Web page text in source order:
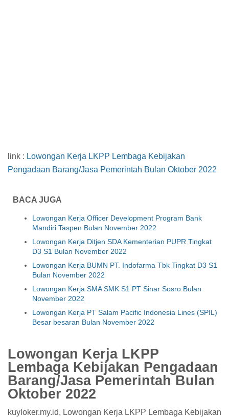
link : Lowongan Kerja LKPP Lembaga Kebijakan
Pengadaan Barang/Jasa Pemerintah Bulan Oktober 2022
BACA JUGA
Lowongan Kerja Officer Development Program Bank
Mandiri Taspen Bulan November 2022
Lowongan Kerja Ditjen SDA Kementerian PUPR Tingkat
D3 S1 Bulan November 2022
Lowongan Kerja BUMN PT. Indofarma Tbk Tingkat D3 S1
Bulan November 2022
Lowongan Kerja SMA SMK S1 PT Sinar Sosro Bulan
November 2022
Lowongan Kerja PT Salam Pacific Indonesia Lines (SPIL)
Besar besaran Bulan November 2022
Lowongan Kerja LKPP
Lembaga Kebijakan Pengadaan
Barang/Jasa Pemerintah Bulan
Oktober 2022
kuyloker.my.id, Lowongan Kerja LKPP Lembaga Kebijakan